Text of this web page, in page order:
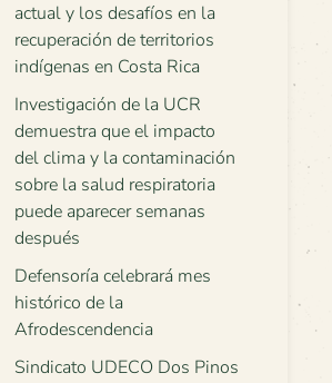
actual y los desafíos en la
recuperación de territorios
indígenas en Costa Rica
Investigación de la UCR
demuestra que el impacto
del clima y la contaminación
sobre la salud respiratoria
puede aparecer semanas
después
Defensoría celebrará mes
histórico de la
Afrodescendencia
Sindicato UDECO Dos Pinos